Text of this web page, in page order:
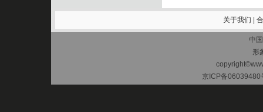
关于我们
中
形
京ICP备06039480